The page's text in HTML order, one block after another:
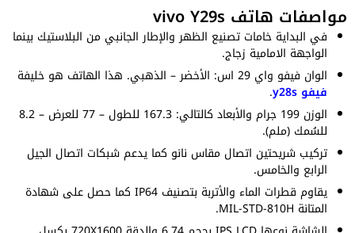
مواصفات هاتف vivo Y29s
في البداية خامات تصنيع الظهر والإطار الجانبي من البلاستيك بينما
الواجهة الامامية زجاج.
الوان فيفو واي 29 اس: الأخضر – الذهبي. هذا الهاتف هو خليفة
فيفو y28s
.
الوزن 199 جرام والأبعاد كالتالي: 167.3 للطول – 77 للعرض – 8.2
للسُمك (ملم).
تركيب شريحتين اتصال مقاس نانو كما يدعم شبكات اتصال الجيل
الرابع والخامس.
يقاوم قطرات الماء والأتربة بتصنيف IP64 كما حصل على شهادة
المتانة MIL-STD-810H.